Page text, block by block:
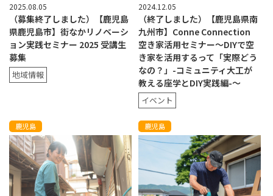
2025.08.05
（募集終了しました）【鹿児島
県鹿児島市】街なかリノベーシ
ョン実践セミナー 2025 受講生
募集
地域情報
2024.12.05
（終了しました）【鹿児島県南
九州市】Conne Connection
空き家活用セミナー〜DIYで空
き家を活用するって「実際どう
なの？」-コミュニティ大工が
教える座学とDIY実践編-〜
イベント
鹿児島 鹿児島